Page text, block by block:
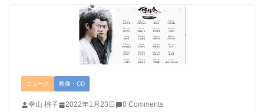
ニュース 映像・CD
幸山 桃子 2022年1月23日
0 Comments